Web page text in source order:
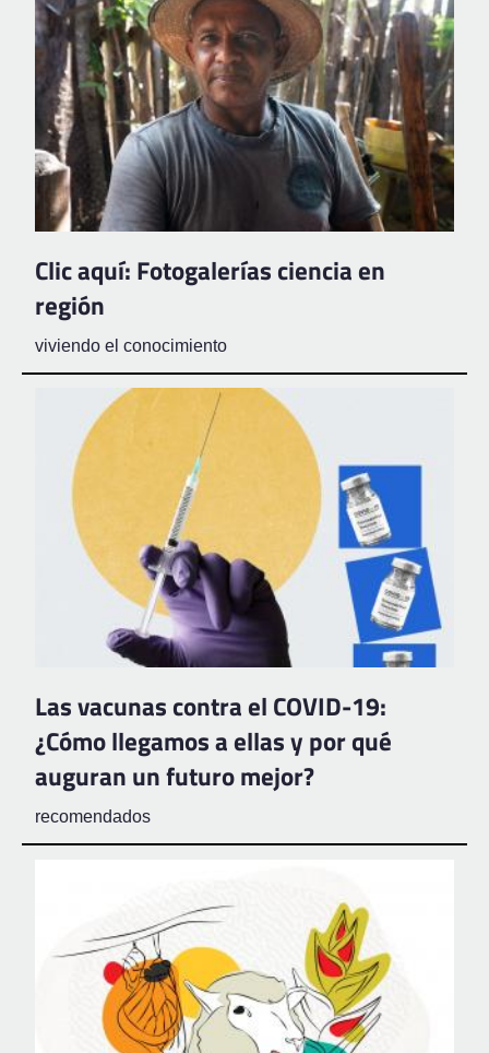
Clic aquí: Fotogalerías ciencia en
región
viviendo el conocimiento
Las vacunas contra el COVID-19:
¿Cómo llegamos a ellas y por qué
auguran un futuro mejor?
recomendados